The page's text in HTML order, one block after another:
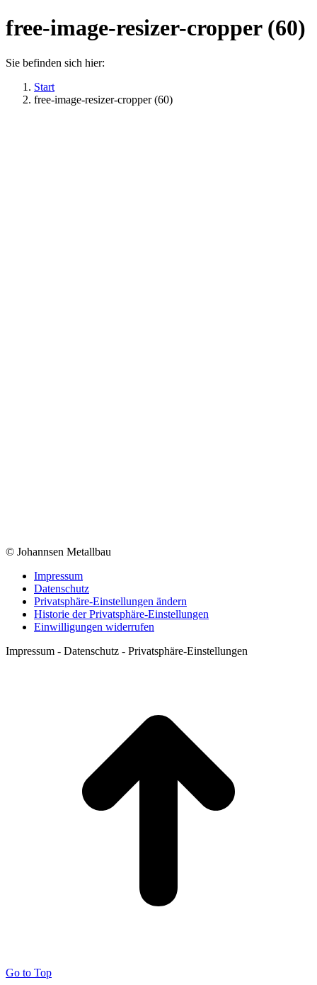
free-image-resizer-cropper (60)
Sie befinden sich hier:
Start
free-image-resizer-cropper (60)
© Johannsen Metallbau
Impressum
Datenschutz
Privatsphäre-Einstellungen ändern
Historie der Privatsphäre-Einstellungen
Einwilligungen widerrufen
Impressum - Datenschutz - Privatsphäre-Einstellungen
Go to Top